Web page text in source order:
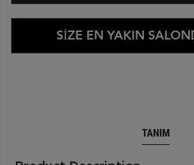
SİZE EN YAKIN
TANIM